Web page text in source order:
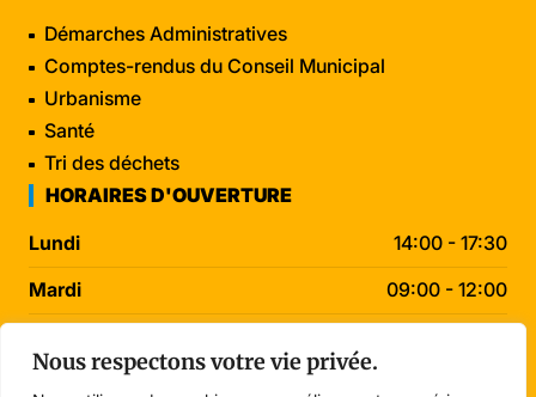
Nous respectons votre vie privée.
Démarches Administratives
Comptes-rendus du Conseil Municipal
Urbanisme
Santé
Tri des déchets
HORAIRES D'OUVERTURE
Lundi
14:00 - 17:30
Mardi
09:00 - 12:00